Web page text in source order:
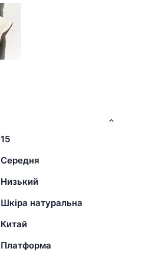
15
Середня
Низький
Шкіра натуральна
Китай
Платформа